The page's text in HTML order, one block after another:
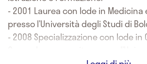
- 2001 Laurea con lode in Medicina
presso l’Università degli Studi di
- 2008 Specializzazione con lode in